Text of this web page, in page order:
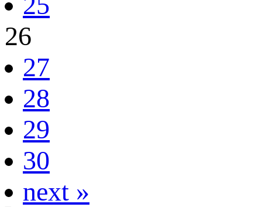
26
27
28
29
30
next »